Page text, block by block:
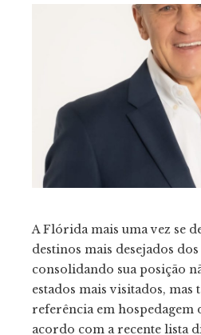
A Flórida mais uma vez se
destinos mais desejados
consolidando sua posição
estados mais visitados, mas
referência em hospedagem
acordo com a recente lista